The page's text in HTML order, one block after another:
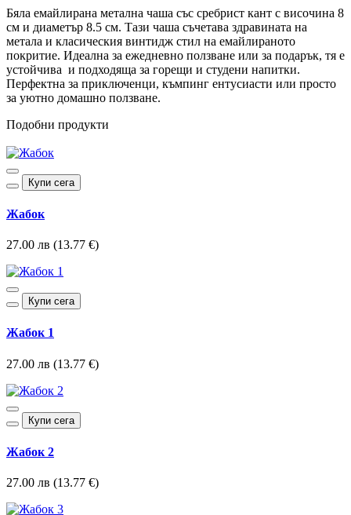
Бяла емайлирана метална чаша със сребрист кант с височина 8
см и диаметър 8.5 см. Тази чаша съчетава здравината на
метала и класическия винтидж стил на емайлираното
покритие. Идеална за ежедневно ползване или за подарък, тя е
устойчива и подходяща за горещи и студени напитки.
Перфектна за приключенци, къмпинг ентусиасти или просто
за уютно домашно ползване.
Подобни продукти
Купи сега
Жабок
27.00 лв (13.77 €)
Купи сега
Жабок 1
27.00 лв (13.77 €)
Купи сега
Жабок 2
27.00 лв (13.77 €)